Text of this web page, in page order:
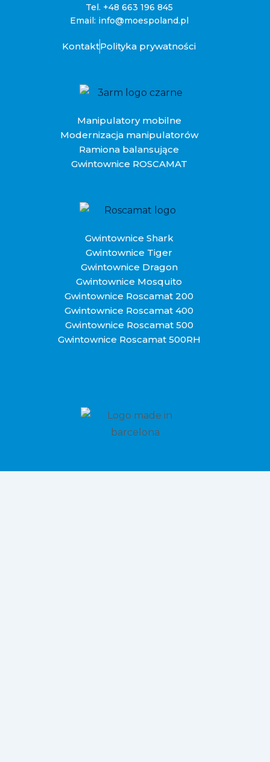
Tel. +48 663 196 845
Email: info@moespoland.pl
KontaktPolityka prywatności
Manipulatory mobilne
Modernizacja manipulatorów
Ramiona balansujące
Gwintownice ROSCAMAT
Gwintownice Shark
Gwintownice Tiger
Gwintownice Dragon
Gwintownice Mosquito
Gwintownice Roscamat 200
Gwintownice Roscamat 400
Gwintownice Roscamat 500
Gwintownice Roscamat 500RH